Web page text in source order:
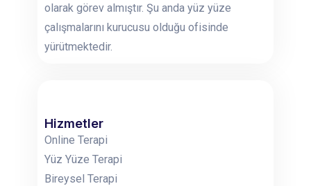
olarak görev almıştır. Şu anda yüz yüze
çalışmalarını kurucusu olduğu ofisinde
yürütmektedir.
Hizmetler
Online Terapi
Yüz Yüze Terapi
Bireysel Terapi